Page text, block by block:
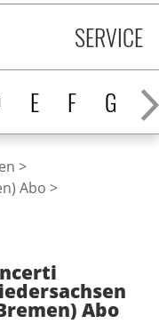
E F G H
SERVICE
Abo
Abo